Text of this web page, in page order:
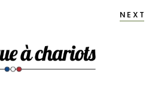
NEXT